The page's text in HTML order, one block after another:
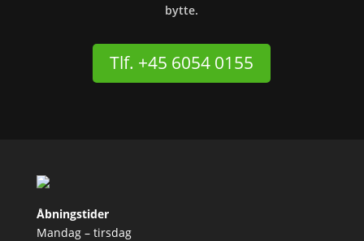
bytte.
Tlf. +45 6054 0155
Åbningstider
Mandag – tirsdag